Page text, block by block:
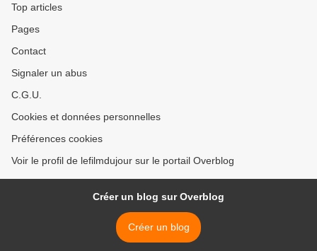
Top articles
Pages
Contact
Signaler un abus
C.G.U.
Cookies et données personnelles
Préférences cookies
Voir le profil de lefilmdujour sur le portail Overblog
Créer un blog sur Overblog
Créer un blog